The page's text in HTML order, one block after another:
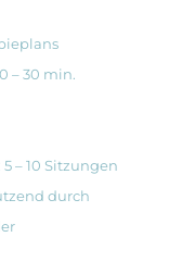
– 30 min.
– 10 Sitzungen
durch